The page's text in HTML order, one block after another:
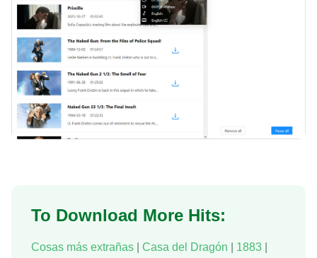
To Download More Hits:
Cosas más extrañas |Casa del Dragón 1883